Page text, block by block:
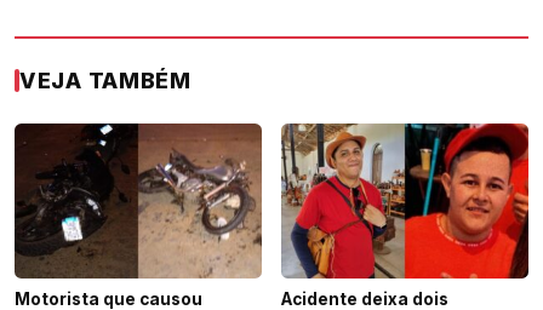
VEJA TAMBÉM
Motorista que causou
Acidente deixa dois